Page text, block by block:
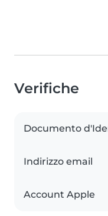
Verifiche
Documento
Indirizzo email
Account Apple